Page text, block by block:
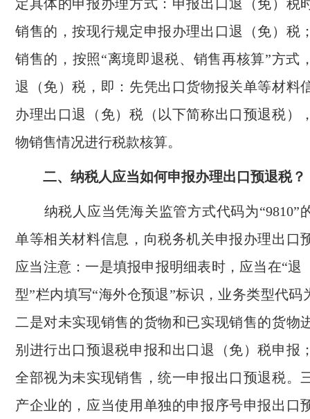
定具体的申报办理方式：申报出口退（免）税
销售的，按现行规定申报办理出口退（免）税
销售的，按照“离境即退税、销售再核算”方式
退（免）税，即：先凭出口货物报关单等材料
办理出口退（免）税（以下简称出口预退税）
物销售情况进行税款核算。
二、纳税人应当如何申报办理出口预退税？
纳税人应当凭海关监管方式代码为“9810”
单等相关材料信息，向税务机关申报办理出口
应当注意：一是填报申报明细表时，应当在“退
型”栏内填写“海外仓预退”标识，业务类型代码
二是对未实现销售的货物和已实现销售的货物
别进行出口预退税申报和出口退（免）税申报
全部视为未实现销售，统一申报出口预退税。
产企业的，应当使用单独的申报序号申报出口